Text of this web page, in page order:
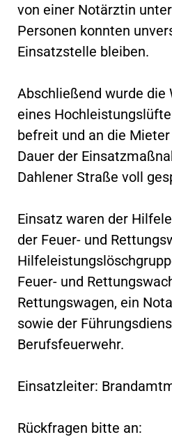
von einer Notärztin
Personen konnten
Einsatzstelle bleiben.
Abschließend wurde die
eines
befreit und an die
Dauer der
Dahlener Straße voll
Einsatz waren der
der Feuer- und
Feuer- und
Rettungswagen, ein
sowie der
Berufsfeuerwehr.
Einsatzleiter:
Rückfragen bitte an: